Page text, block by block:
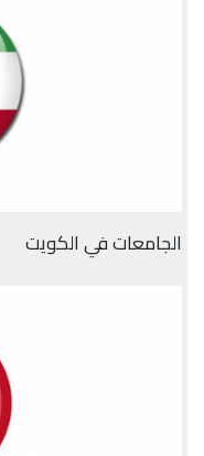
الجامعات في الكويت